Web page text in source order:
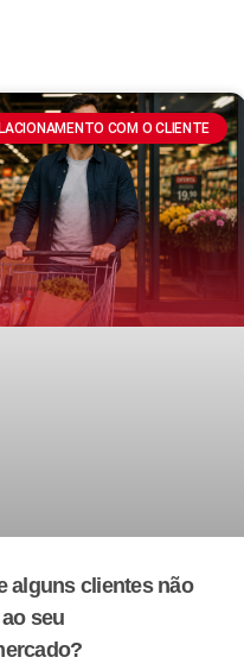
COM O CLIENTE
alguns clientes não
seu